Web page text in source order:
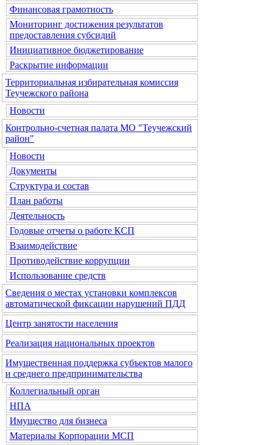
Финансовая грамотность
Мониторинг достижения результатов
предоставления субсидий
Инициативное бюджетирование
Раскрытие информации
Территориальная избирательная комиссия
Теучежского района
Новости
Контрольно-счетная палата МО "Теучежский
район"
Новости
Документы
Структура и состав
План работы
Деятельность
Годовые отчеты о работе КСП
Взаимодействие
Противодействие коррупции
Использование средств
Сведения о местах установки комплексов
автоматической фиксации нарушений ПДД
Центр занятости населения
Реализация национальных проектов
Имущественная поддержка субъектов малого
и среднего предпринимательства
Коллегиальный орган
НПА
Имущество для бизнеса
Материалы Корпорации МСП